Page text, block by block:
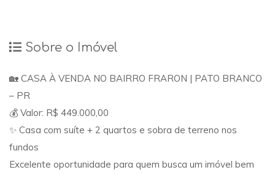
Sobre o Imóvel
🏡 CASA À VENDA NO BAIRRO FRARON | PATO BRANCO
– PR
💰 Valor: R$ 449.000,00
✨ Casa com suíte + 2 quartos e sobra de terreno nos
fundos
Excelente oportunidade para quem busca um imóvel bem